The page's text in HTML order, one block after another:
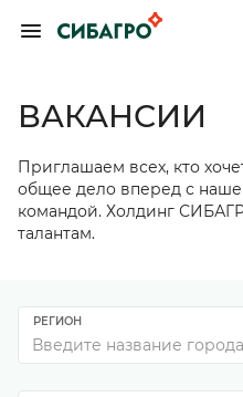
ВАКАНСИИ
Приглашаем всех, кто
общее дело вперед с
командой. Холдинг
талантам.
Введите название города
РЕГИОН
ПРАВЛЕНИЯ А.
П. ТЮТЮШЕВУ
Если вы хотите получить
обратную связь, оставьте
свои контакты